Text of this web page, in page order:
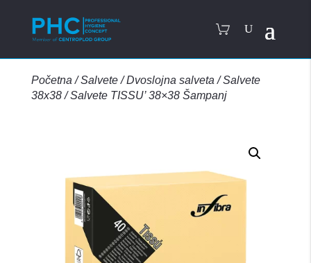
Početna /Salvete/Dvoslojna salveta /Salvete
38x38/Salvete TISSU’ 38×38 Šampanj